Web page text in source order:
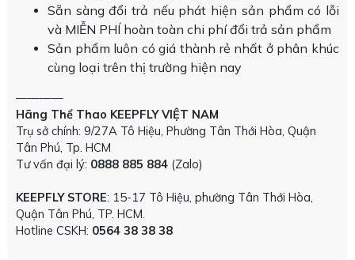
Sẵn sàng đổi trả nếu phát hiện sản phẩm có lỗi
và MIỄN PHÍ hoàn toàn chi phí đổi trả sản phẩm
Sản phẩm luôn có giá thành rẻ nhất ở phân khúc
cùng loại trên thị trường hiện nay
————
Hãng Thể Thao KEEPFLY VIỆT NAM
Trụ sở chính: 9/27A Tô Hiệu, Phường Tân Thới Hòa, Quận
Tân Phú, Tp. HCM
Tư vấn đại lý: 0888 885 884 (Zalo)
KEEPFLY STORE: 15-17 Tô Hiệu, phường Tân Thới Hòa,
Quận Tân Phú, TP. HCM.
Hotline CSKH: 0564 38 38 38